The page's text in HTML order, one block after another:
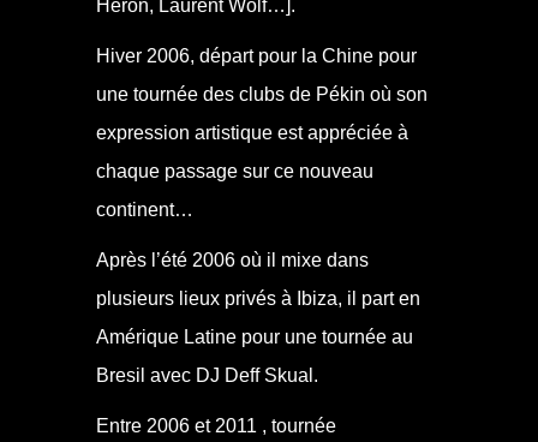
Heron, Laurent Wolf…].
Hiver 2006, départ pour la Chine pour
une tournée des clubs de Pékin où son
expression artistique est appréciée à
chaque passage sur ce nouveau
continent…
Après l’été 2006 où il mixe dans
plusieurs lieux privés à Ibiza, il part en
Amérique Latine pour une tournée au
Bresil avec DJ Deff Skual.
Entre 2006 et 2011 , tournée